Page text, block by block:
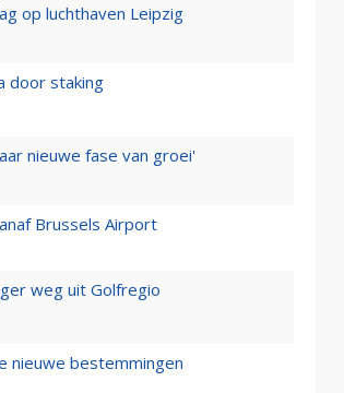
op luchthaven Leipzig
door staking
nieuwe fase van groei'
Brussels Airport
weg uit Golfregio
nieuwe bestemmingen